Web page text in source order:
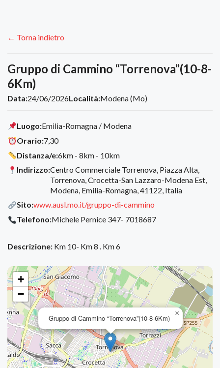
← Torna indietro
Gruppo di Cammino “Torrenova”(10-8-
6Km)
Data:24/06/2026Località:Modena (Mo)
Luogo:Emilia-Romagna / Modena
Orario:7,30
Distanza/e:6km - 8km - 10km
Indirizzo:Centro Commerciale Torrenova, Piazza Alta,
Torrenova, Crocetta-San Lazzaro-Modena Est,
Modena, Emilia-Romagna, 41122, Italia
Sito:www.ausl.mo.it/gruppo-di-cammino
Telefono:Michele Pernice 347- 7018687
Descrizione: Km 10- Km 8 . Km 6
Gruppo di Cammino “Torrenova”(10-8-6Km)
×
+
−